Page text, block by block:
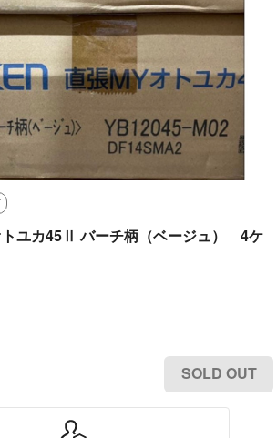
トユカ45Ⅱ バーチ柄（ベージュ） 4ケ
SOLD OUT